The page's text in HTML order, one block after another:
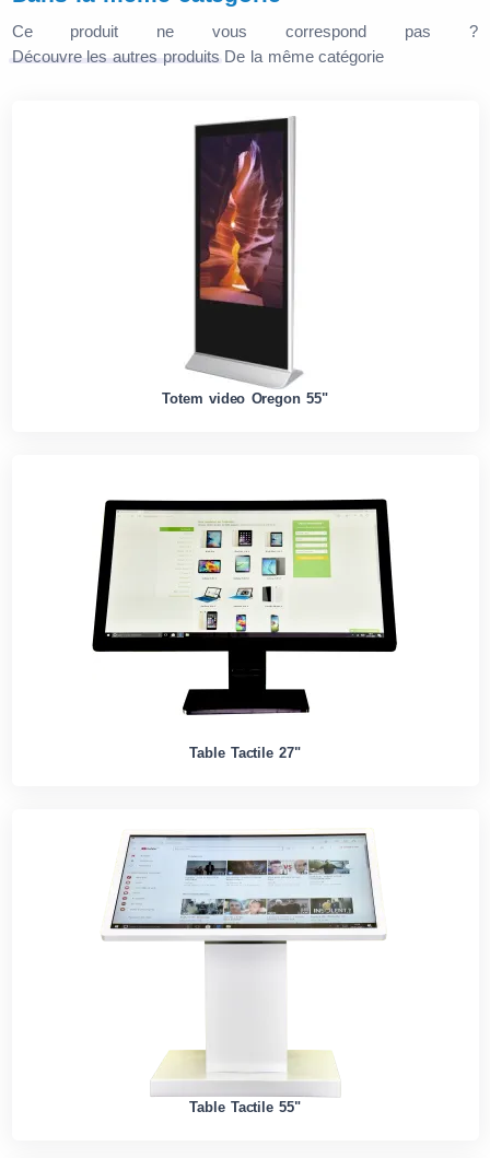
Ce produit ne vous correspond pas ?
Découvre les autres produits De la même catégorie
Totem video Oregon 55"
Table Tactile 27"
Table Tactile 55"